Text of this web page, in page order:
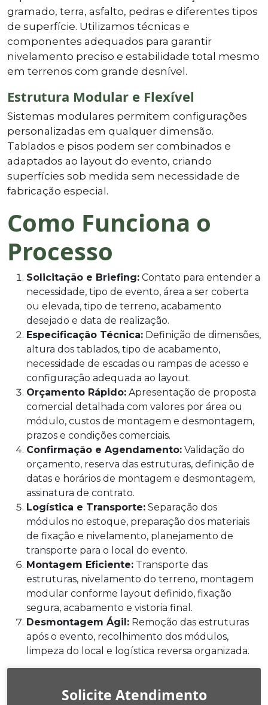
gramado, terra, asfalto, pedras e diferentes tipos
de superfície. Utilizamos técnicas e
componentes adequados para garantir
nivelamento preciso e estabilidade total mesmo
em terrenos com grande desnível.
Estrutura Modular e Flexível
Sistemas modulares permitem configurações
personalizadas em qualquer dimensão.
Tablados e pisos podem ser combinados e
adaptados ao layout do evento, criando
superfícies sob medida sem necessidade de
fabricação especial.
Como Funciona o
Processo
Solicitação e Briefing: Contato para entender a
necessidade, tipo de evento, área a ser coberta
ou elevada, tipo de terreno, acabamento
desejado e data de realização.
Especificação Técnica: Definição de dimensões,
altura dos tablados, tipo de acabamento,
necessidade de escadas ou rampas de acesso e
configuração adequada ao layout.
Orçamento Rápido: Apresentação de proposta
comercial detalhada com valores por área ou
módulo, custos de montagem e desmontagem,
prazos e condições comerciais.
Confirmação e Agendamento: Validação do
orçamento, reserva das estruturas, definição de
datas e horários de montagem e desmontagem,
assinatura de contrato.
Logística e Transporte: Separação dos
módulos no estoque, preparação dos materiais
de fixação e nivelamento, planejamento de
transporte para o local do evento.
Montagem Eficiente: Transporte das
estruturas, nivelamento do terreno, montagem
modular conforme layout definido, fixação
segura, acabamento e vistoria final.
Desmontagem Ágil: Remoção das estruturas
após o evento, recolhimento dos módulos,
limpeza do local e logística reversa organizada.
Solicite Atendimento